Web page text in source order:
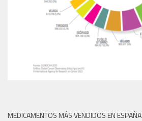
MEDICAMENTOS MÁS VENDIDOS EN ESPAÑA